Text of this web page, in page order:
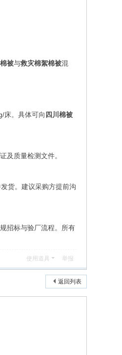
被与救灾棉絮棉被混
床。具体可向 四川棉被
及质量检测文件。
货。建议采购方提前沟
招标与验厂流程。所有
使用道具 举报
返回列表